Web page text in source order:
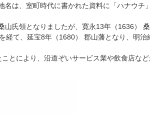
は、室町時代に書かれた資料に「ハナウチ
山氏領となりましたが、寛永13年（1636）
経て、延宝8年（1680） 郡山藩となり、明治
とにより、沿道ぞいサービス業や飲食店な